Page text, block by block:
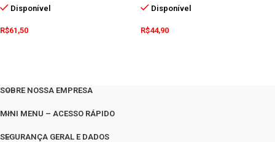
Disponível
R$61,50
Disponível
R$44,90
SOBRE NOSSA EMPRESA
MINI MENU – ACESSO RÁPIDO
SEGURANÇA GERAL E DADOS